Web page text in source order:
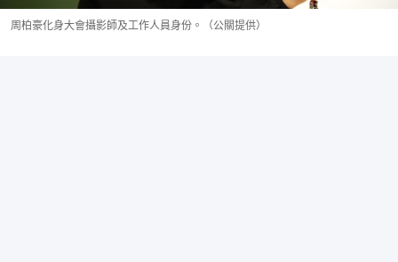
周柏豪化身大會攝影師及工作人員身份。（公關提供）